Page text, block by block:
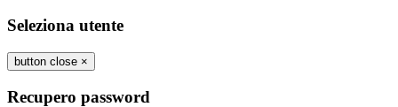
Seleziona utente
button close ×
Recupero password